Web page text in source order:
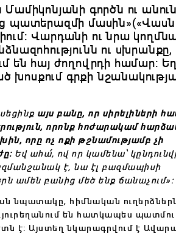
գործն ու
պատերազմի մասին»(«Վասն
Վարդանի ու նրա
ու
են հայ ժողովրդի համար:
գրքի
այս բանը, որ սիրելիների
որոնք հոժարակամ
որը ոչ ոքի թշնամությամբ չի
Եվ ահա՛, ով որ կամենա՝
է, նա էլ բազմապիսի
ամեն բանից մեծ ենք ճանաչում»:
նպատակը, հիմնական
են հատկապես
է: Այստեղ նկարագրվում է